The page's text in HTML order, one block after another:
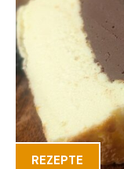
REZEPTE